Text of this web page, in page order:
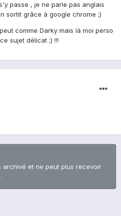
passe , je ne parle pas anglais
sortit grâce à google chrome ;)
comme Darky mais là moi perso
sujet délicat ;) !!!
archivé et ne peut plus recevoir